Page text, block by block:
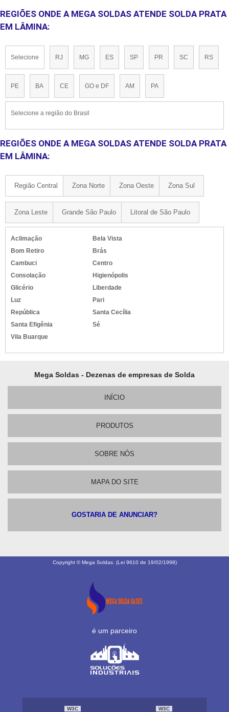
REGIÕES ONDE A MEGA SOLDAS ATENDE SOLDA PRATA
EM LÂMINA:
Selecione RJ MG ES SP PR SC RS
PE BA CE GO e DF AM PA
Selecione a região do Brasil
REGIÕES ONDE A MEGA SOLDAS ATENDE SOLDA PRATA
EM LÂMINA:
Região Central Zona Norte Zona Oeste Zona Sul
Zona Leste Grande São Paulo Litoral de São Paulo
Aclimação
Bela Vista
Bom Retiro
Brás
Cambuci
Centro
Consolação
Higienópolis
Glicério
Liberdade
Luz
Pari
República
Santa Cecília
Santa Efigênia
Sé
Vila Buarque
Mega Soldas - Dezenas de empresas de Solda
INÍCIO
PRODUTOS
SOBRE NÓS
MAPA DO SITE
GOSTARIA DE ANUNCIAR?
Copyright © Mega Soldas. (Lei 9610 de 19/02/1998)
é um parceiro
W3C W3C